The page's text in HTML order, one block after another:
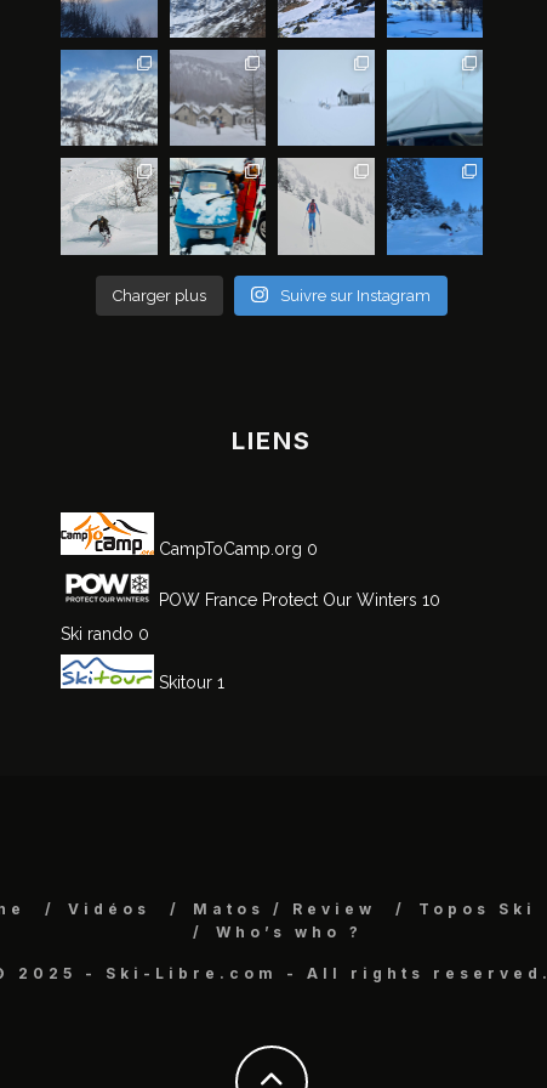
Charger plus Suivre sur Instagram
LIENS
CampToCamp.org 0
POW France Protect Our Winters 10
Ski rando 0
Skitour 1
Vidéos Matos / Review Topos Ski
Who’s who ?
2025 - Ski-Libre.com - All rights reserved.